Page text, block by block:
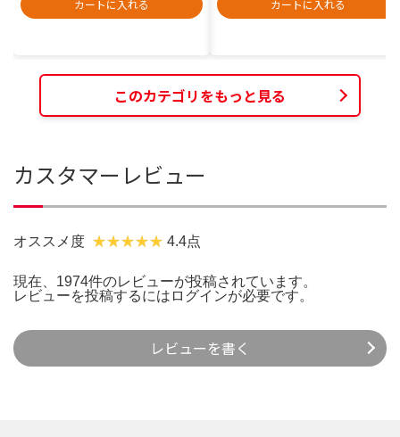
カートに入れる
カートに入れる
このカテゴリをもっと見る
カスタマーレビュー
オススメ度 4.4点
現在、1974件のレビューが投稿されています。
レビューを投稿するには ログインが必要です。
レビューを書く